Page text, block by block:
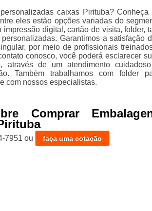
caixas Pirituba? Conheça
eles estão opções variadas do
digital, cartão de visita, folder,
Garantimos a satisfação
por meio de profissionais
conosco, você poderá esclarecer
através de um atendimento
Também trabalhamos com folder
com nossos especialistas.
Comprar
7951 ou faça uma cotação